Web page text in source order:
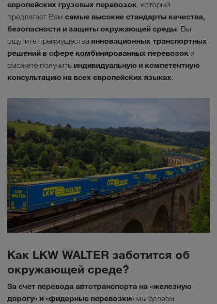
европейских грузовых перевозок, который
предлагает Вам самые высокие стандарты качества,
безопасности и защиты окружающей среды. Вы
ощутите преимущества инновационных транспортных
решений в сфере комбинированных перевозок и
сможете получить индивидуальную и компетентную
консультацию на всех европейских языках.
Как LKW WALTER заботится об
окружающей среде?
За счет перевода автотранспорта на «железную
дорогу» и «фидерные перевозки» мы делаем